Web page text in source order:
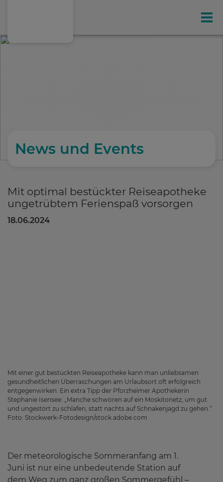
Ihr exklusives Kunden-Magazin
Gesundheitstipps
Das Pregizer-Team
Karriere
News
News und Events
Mit optimal bestückter Reiseapotheke
ungetrübtem Ferienspaß vorsorgen
18.06.2024
Mit einer gut bestückten Reiseapotheke kann man unliebsamen
gesundheitlichen Überraschungen am Urlaubsort oft erfolgreich
entgegenwirken. Ein extra Tipp der Pforzheimer Apothekerin
Stephanie Isensee: „Manche schwören auf ein Moskitonetz, um gut
und ungestört zu schlafen, statt nachts auf Schnakenjagd zu gehen.“
Foto: Stockwerk-Fotodesign/stock.adobe.com
Der meteorologische Sommeranfang am 1.
Juni ist nur eine unbedeutende Station auf
dem Weg zum ganz großen Sommergefühl –